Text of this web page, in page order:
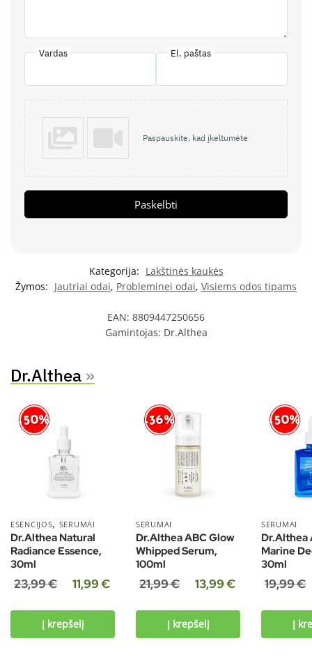
Vardas El. paštas
Paspauskite, kad įkeltumėte
Paskelbti
Kategorija: Lakštinės kaukės
Žymos: Jautriai odai, Probleminei odai, Visiems odos tipams
EAN: 8809447250656
Gamintojas: Dr.Althea
Dr.Althea »
-50%
ESENCIJOS, SERUMAI
Dr.Althea Natural
Radiance Essence,
30ml
23,99€ 11,99€
Į krepšelį
-36%
SERUMAI
Dr.Althea ABC Glow
Whipped Serum,
100ml
21,99€ 13,99€
Į krepšelį
-50%
SERUMAI
Dr.Althea
Marine
30ml
19,99€
Į